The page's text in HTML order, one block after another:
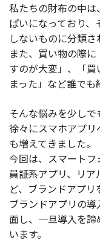
私たちの財布の中
ぱいになっており
しないものに分類さ
また、買い物の際
すのが大変」、「
まった」など誰でも
そんな悩みを少し
徐々にスマホアプ
も増えてきました。
今回は、スマート
員証系アプリ、リ
ど、ブランドアプリ
ブランドアプリの
面し、一旦導入を
います。